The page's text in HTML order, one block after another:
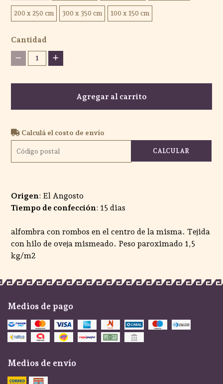
200 x 250 cm 300 x 350 cm 100 x 150 cm
Cantidad
1
Agregar al carrito
Calculá el costo de envío
CALCULAR
Origen: El Angosto
Tiempo de confección: 15 dias
alfombra con rombos en el centro de la misma. Tejida
con hilo de oveja mismeado. Peso paroximado 1,5
kg/m2
Medios de pago
Medios de envío